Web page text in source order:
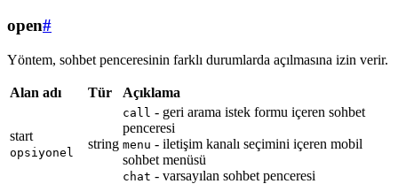
open#
Yöntem, sohbet penceresinin farklı durumlarda açılmasına izin verir.
Alan adı Tür Açıklama
start
opsiyonel
string
call - geri arama istek formu içeren sohbet
penceresi
menu - iletişim kanalı seçimini içeren mobil
sohbet menüsü
chat - varsayılan sohbet penceresi